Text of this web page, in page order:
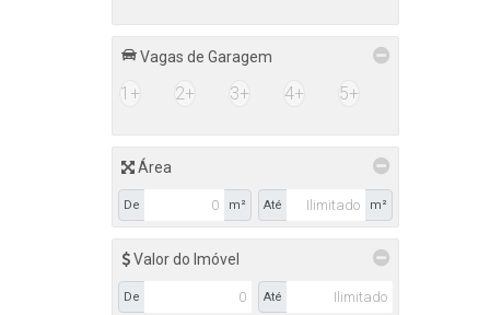
Vagas de Garagem
1+ 2+ 3+ 4+ 5+
Área
De m² Até m²
Valor do Imóvel
De Até